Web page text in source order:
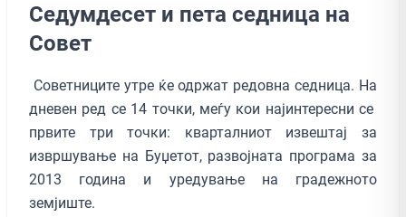
Седумдесет и пета седница на
Совет
Советниците утре ќе одржат редовна седница. На
дневен ред се 14 точки, меѓу кои најинтересни се
првите три точки: кварталниот извештај за
извршување на Буџетот, развојната програма за
2013 година и уредување на градежното
земјиште.